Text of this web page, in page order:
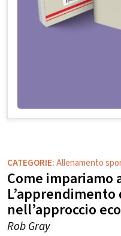
CATEGORIE:Allenamento
Come impariamo
nell’approccio
Rob Gray